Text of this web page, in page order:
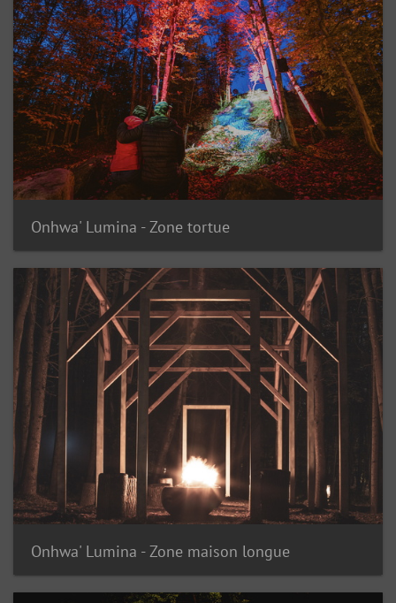
Onhwa' Lumina - Zone tortue
Onhwa' Lumina - Zone maison longue